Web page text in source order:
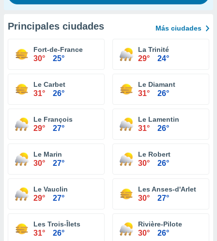
Principales ciudades Más ciudades
Fort-de-France
30° 25°
La Trinité
29° 24°
Le Carbet
31° 26°
Le Diamant
31° 26°
Le François
29° 27°
Le Lamentin
31° 26°
Le Marin
30° 27°
Le Robert
30° 26°
Le Vauclin
29° 27°
Les Anses-d'Arlet
30° 27°
Les Trois-Îlets
31° 26°
Rivière-Pilote
30° 26°